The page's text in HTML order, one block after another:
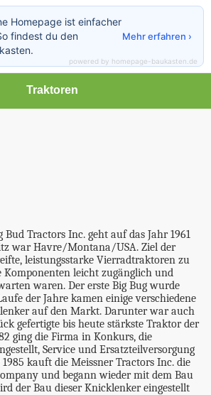
Traktoren
Bud Tractors Inc. geht auf das Jahr 1961
war Havre/Montana/USA. Ziel der
leistungsstarke Vierradtraktoren zu
Komponenten leicht zugänglich und
waren. Der erste Big Bug wurde
der Jahre kamen einige verschiedene
auf den Markt. Darunter war auch
gefertigte bis heute stärkste Traktor der
ging die Firma in Konkurs, die
Service und Ersatzteilversorgung
kauft die Meissner Tractors Inc. die
und begann wieder mit dem Bau
der Bau dieser Knicklenker eingestellt
Homepage ist einfacher
findest du den
Mehr erfahren ›
powered by homepage-baukasten.de